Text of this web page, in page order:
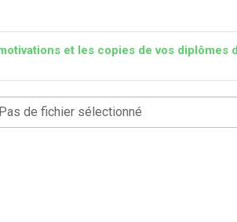
et les copies de vos diplômes
Pas de fichier sélectionné